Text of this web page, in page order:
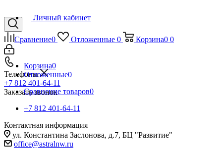
Сравнение0 Отложенные 0 Корзина0 0
Телефоны
+7 812 401-64-11
Заказать звонок
Личный кабинет
Корзина0
Отложенные0
Сравнение товаров0
+7 812 401-64-11
Контактная информация
ул. Константина Заслонова, д.7, БЦ "Развитие"
office@astralnw.ru